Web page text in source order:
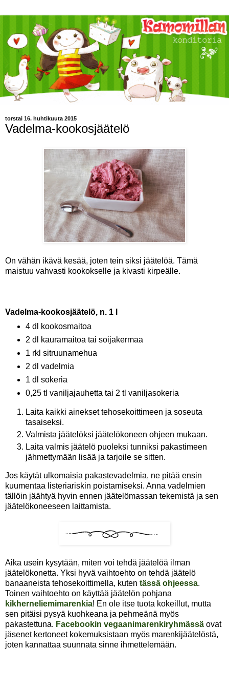
torstai 16. huhtikuuta 2015
Vadelma-kookosjäätelö
On vähän ikävä kesää, joten tein siksi jäätelöä. Tämä
maistuu vahvasti kookokselle ja kivasti kirpeälle.
Vadelma-kookosjäätelö, n. 1 l
4 dl kookosmaitoa
2 dl kauramaitoa tai soijakermaa
1 rkl sitruunamehua
2 dl vadelmia
1 dl sokeria
0,25 tl vaniljajauhetta tai 2 tl vaniljasokeria
Laita kaikki ainekset tehosekoittimeen ja soseuta
tasaiseksi.
Valmista jäätelöksi jäätelökoneen ohjeen mukaan.
Laita valmis jäätelö puoleksi tunniksi pakastimeen
jähmettymään lisää ja tarjoile se sitten.
Jos käytät ulkomaisia pakastevadelmia, ne pitää ensin
kuumentaa listeriariskin poistamiseksi. Anna vadelmien
tällöin jäähtyä hyvin ennen jäätelömassan tekemistä ja sen
jäätelökoneeseen laittamista.
Aika usein kysytään, miten voi tehdä jäätelöä ilman
jäätelökonetta. Yksi hyvä vaihtoehto on tehdä jäätelö
banaaneista tehosekoittimella, kuten tässä ohjeessa.
Toinen vaihtoehto on käyttää jäätelön pohjana
kikherneliemimarenkia! En ole itse tuota kokeillut, mutta
sen pitäisi pysyä kuohkeana ja pehmeänä myös
pakastettuna. Facebookin vegaanimarenkiryhmässä ovat
jäsenet kertoneet kokemuksistaan myös marenkijäätelöstä,
joten kannattaa suunnata sinne ihmettelemään.